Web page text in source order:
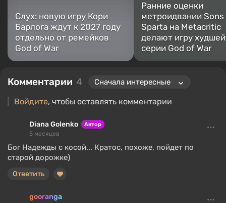
Слух: новую игру Кори
Барлога ждут к 2027 году
отдельно от ремейков
God of War
Ранние оценки
метроидвании
Sparta на Metacritic
делают игру
серии God of War
Комментарии 4
Войдите, чтобы оставлять комментарии
Diana Golenko Автор
5 месяцев
Бог Надежды с косой... Кратос, похоже, пойдет по
старой дорожке)
Ответить
gooranga